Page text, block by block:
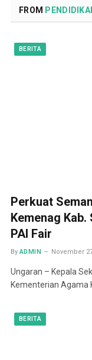
FROM
BERITA
Perkuat
Kemenag
PAI Fair
By ADMIN November
Ungaran – Kepala
Kementerian Agama
BERITA